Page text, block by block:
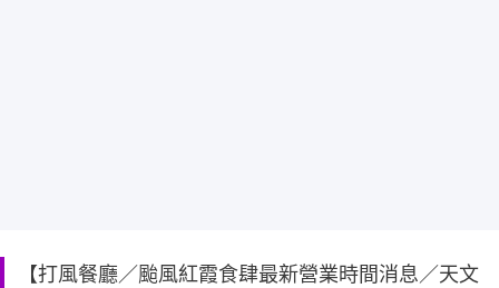
【打風餐廳／颱風紅霞食肆最新營業時間消息／天文